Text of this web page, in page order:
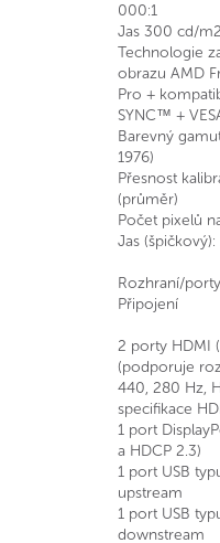
000:1
Jas 300 cd/m2
Technologie
obrazu AMD
Pro +
SYNC™ +
Barevný
1976)
Přesnost
(průměr)
Počet pixelů
Jas
Rozhraní/porty
Připojení
2 porty HDMI
(podporuje
440, 280 Hz,
specifikace
1 port
a HDCP 2.3)
1 port USB
upstream
1 port USB
downstream